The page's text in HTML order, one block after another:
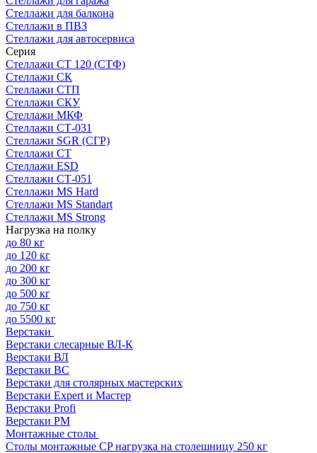
Стеллажи для балкона
Стеллажи в ПВЗ
Стеллажи для автосервиса
Серия
Стеллажи СТ 120 (СТФ)
Стеллажи СК
Стеллажи СТП
Стеллажи СКУ
Стеллажи МКФ
Стеллажи СТ-031
Стеллажи SGR (СГР)
Стеллажи СТ
Стеллажи ESD
Стеллажи СТ-051
Стеллажи MS Hard
Стеллажи MS Standart
Стеллажи MS Strong
Нагрузка на полку
до 80 кг
до 120 кг
до 200 кг
до 300 кг
до 500 кг
до 750 кг
до 5500 кг
Верстаки
Верстаки слесарные ВЛ-К
Верстаки ВЛ
Верстаки ВС
Верстаки для столярных мастерских
Верстаки Expert и Мастер
Верстаки Profi
Верстаки РМ
Монтажные столы
Столы монтажные СP нагрузка на столешницу 250 кг